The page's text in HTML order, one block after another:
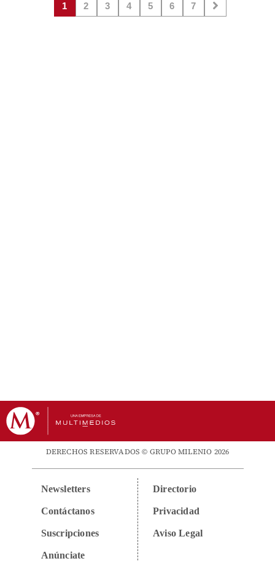
1 2 3 4 5 6 7
DERECHOS RESERVADOS © GRUPO MILENIO 2026
Newsletters
Contáctanos
Suscripciones
Anúnciate
Directorio
Privacidad
Aviso Legal